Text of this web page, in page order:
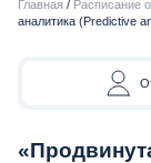
Главная / Расписание
аналитика (Predictive